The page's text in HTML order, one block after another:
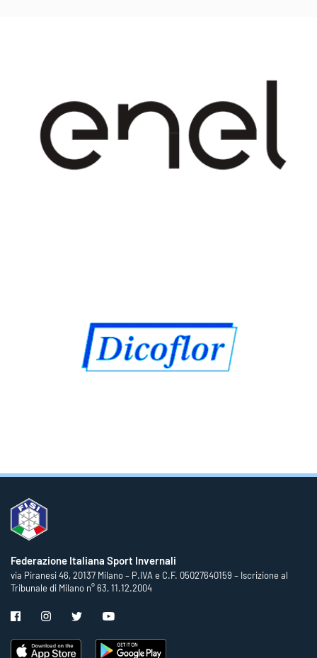
Federazione Italiana Sport Invernali
via Piranesi 46, 20137 Milano – P.IVA e C.F. 05027640159 – Iscrizione al
Tribunale di Milano n° 63, 11.12.2004